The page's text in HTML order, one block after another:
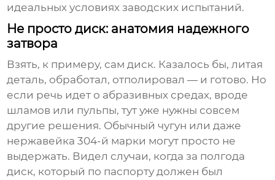
идеальных условиях заводских испытаний.
Не просто диск: анатомия надежного
затвора
Взять, к примеру, сам диск. Казалось бы, литая
деталь, обработал, отполировал — и готово. Но
если речь идет о абразивных средах, вроде
шламов или пульпы, тут уже нужны совсем
другие решения. Обычный чугун или даже
нержавейка 304-й марки могут просто не
выдержать. Видел случаи, когда за полгода
диск, который по паспорту должен был